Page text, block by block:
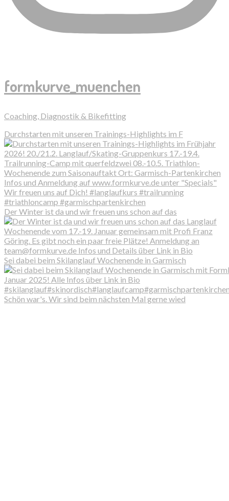
formkurve_muenchen
Coaching, Diagnostik & Bikefitting
Durchstarten mit unseren Trainings-Highlights im F
Der Winter ist da und wir freuen uns schon auf das
Sei dabei beim Skilanglauf Wochenende in Garmisch
Schön war's. Wir sind beim nächsten Mal gerne wied